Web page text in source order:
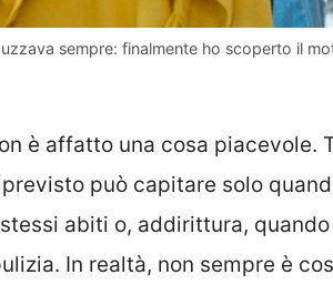
sempre: finalmente ho scoperto il
è affatto una cosa piacevole.
può capitare solo
abiti o, addirittura, quando
In realtà, non sempre è